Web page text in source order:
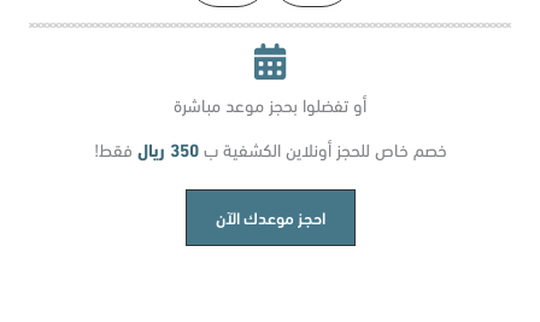
أو تفضلوا بحجز موعد مباشرة
خصم خاص للحجز أونلاين الكشفية ب350 ريال فقط!
احجز موعدك الآن